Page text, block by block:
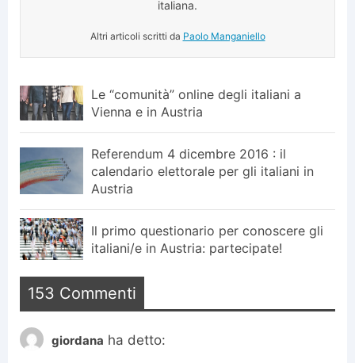
italiana.
Altri articoli scritti da Paolo Manganiello
Le “comunità” online degli italiani a
Vienna e in Austria
Referendum 4 dicembre 2016 : il
calendario elettorale per gli italiani in
Austria
Il primo questionario per conoscere gli
italiani/e in Austria: partecipate!
153 Commenti
giordana ha detto: